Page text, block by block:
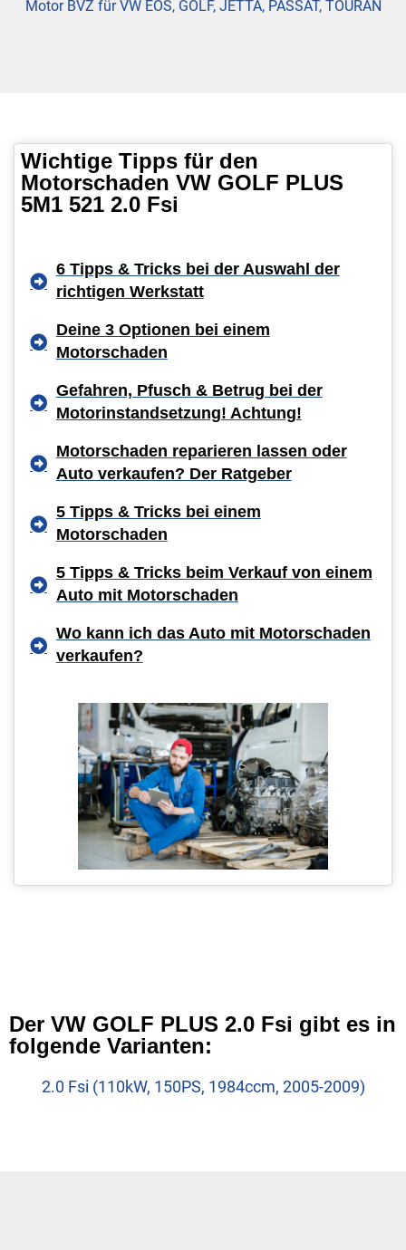
Motor BVZ für VW EOS, GOLF, JETTA, PASSAT, TOURAN
Wichtige Tipps für den
Motorschaden VW GOLF PLUS
5M1 521 2.0 Fsi
6 Tipps & Tricks bei der Auswahl der
richtigen Werkstatt
Deine 3 Optionen bei einem
Motorschaden
Gefahren, Pfusch & Betrug bei der
Motorinstandsetzung! Achtung!
Motorschaden reparieren lassen oder
Auto verkaufen? Der Ratgeber
5 Tipps & Tricks bei einem
Motorschaden
5 Tipps & Tricks beim Verkauf von einem
Auto mit Motorschaden
Wo kann ich das Auto mit Motorschaden
verkaufen?
Der VW GOLF PLUS 2.0 Fsi gibt es in
folgende Varianten:
2.0 Fsi (110kW, 150PS, 1984ccm, 2005-2009)